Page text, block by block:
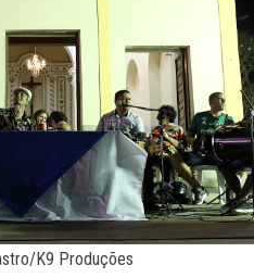
K9 Produções